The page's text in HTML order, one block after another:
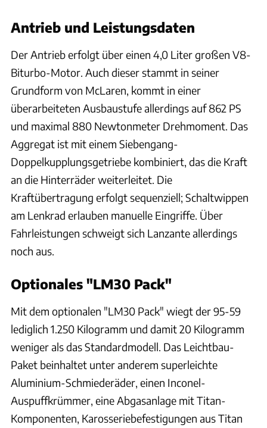
Antrieb und Leistungsdaten
Der Antrieb erfolgt über einen 4,0 Liter großen V8-
Biturbo-Motor. Auch dieser stammt in seiner
Grundform von McLaren, kommt in einer
überarbeiteten Ausbaustufe allerdings auf 862 PS
und maximal 880 Newtonmeter Drehmoment. Das
Aggregat ist mit einem Siebengang-
Doppelkupplungsgetriebe kombiniert, das die Kraft
an die Hinterräder weiterleitet. Die
Kraftübertragung erfolgt sequenziell; Schaltwippen
am Lenkrad erlauben manuelle Eingriffe. Über
Fahrleistungen schweigt sich Lanzante allerdings
noch aus.
Optionales "LM30 Pack"
Mit dem optionalen "LM30 Pack" wiegt der 95-59
lediglich 1.250 Kilogramm und damit 20 Kilogramm
weniger als das Standardmodell. Das Leichtbau-
Paket beinhaltet unter anderem superleichte
Aluminium-Schmiederäder, einen Inconel-
Auspuffkrümmer, eine Abgasanlage mit Titan-
Komponenten, Karosseriebefestigungen aus Titan